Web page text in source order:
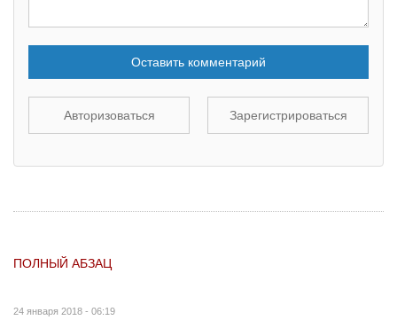
Оставить комментарий
Авторизоваться Зарегистрироваться
ПОЛНЫЙ АБЗАЦ
24 января 2018 - 06:19